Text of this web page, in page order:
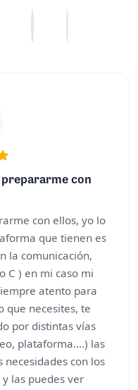
con
con ellos, yo lo
que tienen es
la comunicación,
C ) en mi caso mi
atento para
que necesites, te
por distintas vías
plataforma....) las
necesidades con los
las puedes ver